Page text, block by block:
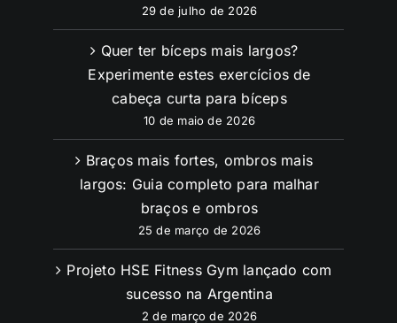
29 de julho de 2026
Quer ter bíceps mais largos?
Experimente estes exercícios de
cabeça curta para bíceps
10 de maio de 2026
Braços mais fortes, ombros mais
largos: Guia completo para malhar
braços e ombros
25 de março de 2026
Projeto HSE Fitness Gym lançado com
sucesso na Argentina
2 de março de 2026